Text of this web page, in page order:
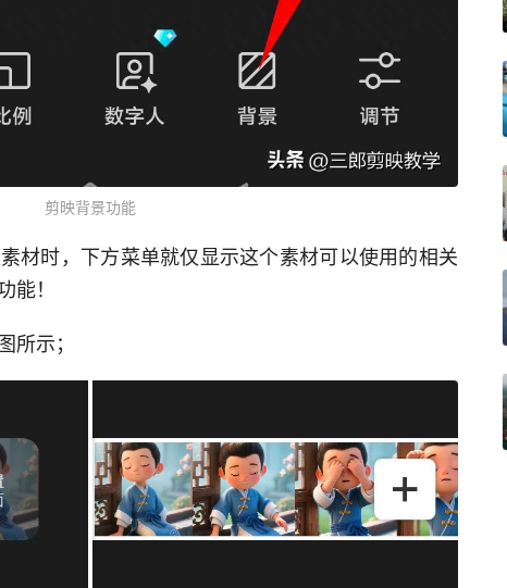
剪映背景功能
材时，下方菜单就仅显示这个素材可以使用的相关
！
示；